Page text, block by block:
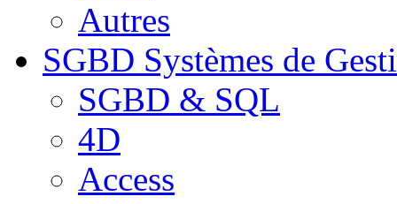
Autres
SGBD Systèmes de
SGBD & SQL
4D
Access